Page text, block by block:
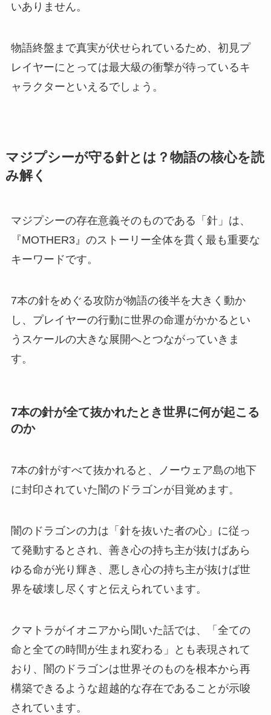
いありません。
物語終盤まで真実が伏せられているため、初見プ
レイヤーにとっては最大級の衝撃が待っているキ
ャラクターといえるでしょう。
マジプシーが守る針とは？物語の核心を読
み解く
マジプシーの存在意義そのものである「針」は、
『MOTHER3』のストーリー全体を貫く最も重要な
キーワードです。
7本の針をめぐる攻防が物語の後半を大きく動か
し、プレイヤーの行動に世界の命運がかかるとい
うスケールの大きな展開へとつながっていきま
す。
7本の針が全て抜かれたとき世界に何が起こる
のか
7本の針がすべて抜かれると、ノーウェア島の地下
に封印されていた闇のドラゴンが目覚めます。
闇のドラゴンの力は「針を抜いた者の心」に従っ
て発動するとされ、善き心の持ち主が抜けばあら
ゆる命が光り輝き、悪しき心の持ち主が抜けば世
界を破壊し尽くすと伝えられています。
クマトラがイオニアから聞いた話では、「全ての
命と全ての時間が生まれ変わる」とも表現されて
おり、闇のドラゴンは世界そのものを根本から再
構築できるような超越的な存在であることが示唆
されています。